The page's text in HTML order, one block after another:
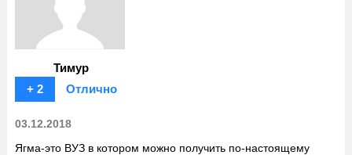
Тимур
+ 2
Отлично
03.12.2018
Ягма-это ВУЗ в котором можно получить по-настоящему